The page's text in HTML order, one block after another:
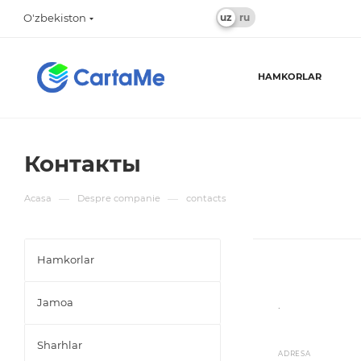
O'zbekiston
HAMKORLAR
Контакты
Acasa — Despre companie — contacts
ADRESA
Hamkorlar
Jamoa
Sharhlar